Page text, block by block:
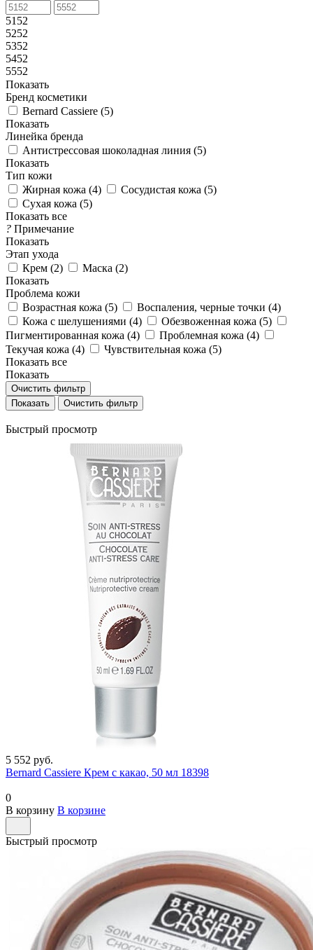
5152
5252
5352
5452
5552
Показать
Бренд косметики
Bernard Cassiere (5)
Показать
Линейка бренда
Антистрессовая шоколадная линия (5)
Показать
Тип кожи
Жирная кожа (4) Сосудистая кожа (5)
Сухая кожа (5)
Показать все
? Примечание
Показать
Этап ухода
Крем (2) Маска (2)
Показать
Проблема кожи
Возрастная кожа (5) Воспаления, черные точки (4)
Кожа с шелушениями (4) Обезвоженная кожа (5)
Пигментированная кожа (4) Проблемная кожа (4)
Текучая кожа (4) Чувствительная кожа (5)
Показать все
Показать
Очистить фильтр
Очистить фильтр
Быстрый просмотр
5 552 руб.
Bernard Cassiere Крем с какао, 50 мл 18398
0
В корзину В корзине
Быстрый просмотр